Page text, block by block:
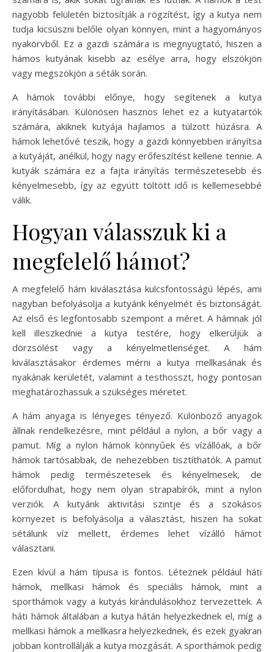
nagyobb felületén biztosítják a rögzítést, így a kutya nem
tudja kicsúszni belőle olyan könnyen, mint a hagyományos
nyakörvből. Ez a gazdi számára is megnyugtató, hiszen a
hámos kutyának kisebb az esélye arra, hogy elszökjön
vagy megszökjön a séták során.
A hámok további előnye, hogy segítenek a kutya
irányításában. Különösen hasznos lehet ez a kutyatartók
számára, akiknek kutyája hajlamos a túlzott húzásra. A
hámok lehetővé teszik, hogy a gazdi könnyebben irányítsa
a kutyáját, anélkül, hogy nagy erőfeszítést kellene tennie. A
kutyák számára ez a fajta irányítás természetesebb és
kényelmesebb, így az együtt töltött idő is kellemesebbé
válik.
Hogyan válasszuk ki a
megfelelő hámot?
A megfelelő hám kiválasztása kulcsfontosságú lépés, ami
nagyban befolyásolja a kutyánk kényelmét és biztonságát.
Az első és legfontosabb szempont a méret. A hámnak jól
kell illeszkednie a kutya testére, hogy elkerüljük a
dörzsölést vagy a kényelmetlenséget. A hám
kiválasztásakor érdemes mérni a kutya mellkasának és
nyakának kerületét, valamint a testhosszt, hogy pontosan
meghatározhassuk a szükséges méretet.
A hám anyaga is lényeges tényező. Különböző anyagok
állnak rendelkezésre, mint például a nylon, a bőr vagy a
pamut. Míg a nylon hámok könnyűek és vízállóak, a bőr
hámok tartósabbak, de nehezebben tisztíthatók. A pamut
hámok pedig természetesek és kényelmesek, de
előfordulhat, hogy nem olyan strapabírók, mint a nylon
verziók. A kutyánk aktivitási szintje és a szokásos
környezet is befolyásolja a választást, hiszen ha sokat
sétálunk víz mellett, érdemes lehet vízálló hámot
választani.
Ezen kívül a hám típusa is fontos. Léteznek például háti
hámok, mellkasi hámok és speciális hámok, mint a
sporthámok vagy a kutyás kirándulásokhoz tervezettek. A
háti hámok általában a kutya hátán helyezkednek el, míg a
mellkasi hámok a mellkasra helyezkednek, és ezek gyakran
jobban kontrollálják a kutya mozgását. A sporthámok pedig